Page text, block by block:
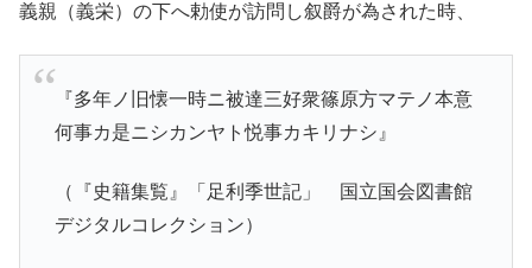
義親（義栄）の下へ勅使が訪問し叙爵が為された時、
『多年ノ旧懐一時ニ被達三好衆篠原方マテノ本意
何事カ是ニシカンヤト悦事カキリナシ』
（『史籍集覧』「足利季世記」 国立国会図書館
デジタルコレクション）